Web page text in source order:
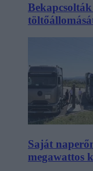
Saját
megawattos